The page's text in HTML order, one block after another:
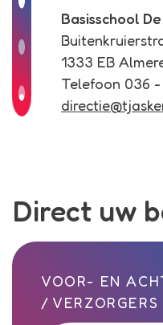
Basisschool
1333 EB
Telefoon 036 -
Direct uw
Call me back by fax
VOOR- EN
/ VERZORGERS